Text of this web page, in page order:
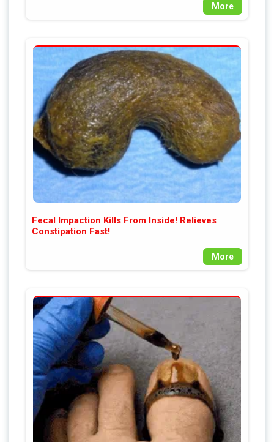
More
Fecal Impaction Kills From Inside! Relieves
Constipation Fast!
More